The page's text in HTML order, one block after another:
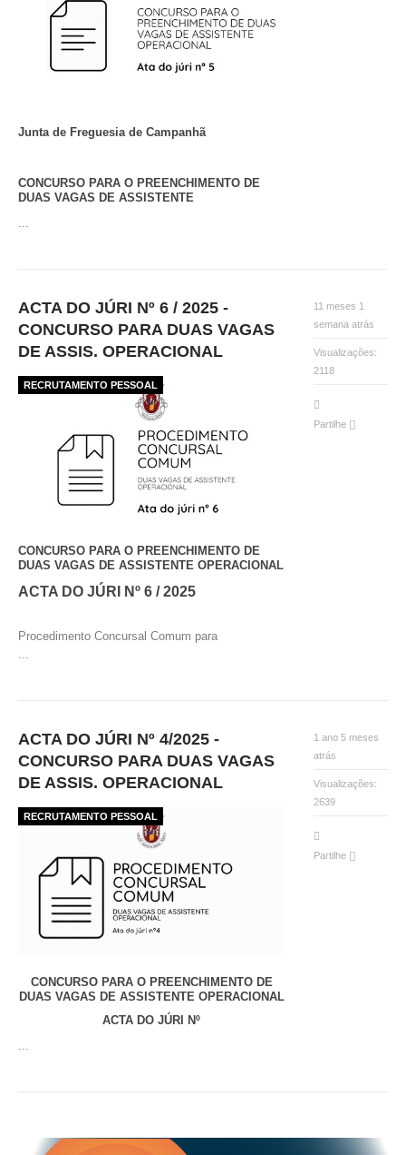
Junta de Freguesia de Campanhã
CONCURSO PARA O PREENCHIMENTO DE
DUAS VAGAS DE ASSISTENTE
ACTA DO JÚRI Nº 6 / 2025 -
CONCURSO PARA DUAS VAGAS
DE ASSIS. OPERACIONAL
RECRUTAMENTO PESSOAL
CONCURSO PARA O PREENCHIMENTO DE
DUAS VAGAS DE ASSISTENTE OPERACIONAL
ACTA DO JÚRI Nº 6 / 2025
Procedimento Concursal Comum para
...
11 meses 1
semana atrás
Visualizações:
2118
Partilhe
ACTA DO JÚRI Nº 4/2025 -
CONCURSO PARA DUAS VAGAS
DE ASSIS. OPERACIONAL
RECRUTAMENTO PESSOAL
CONCURSO PARA O PREENCHIMENTO DE
DUAS VAGAS DE ASSISTENTE OPERACIONAL
ACTA DO JÚRI Nº
...
1 ano 5 meses
atrás
Visualizações:
2639
Partilhe